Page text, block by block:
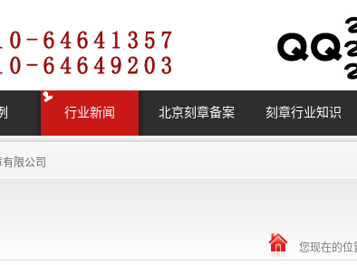
行业新闻 北京刻章备案 刻章行业知识
限公司
您现在的位